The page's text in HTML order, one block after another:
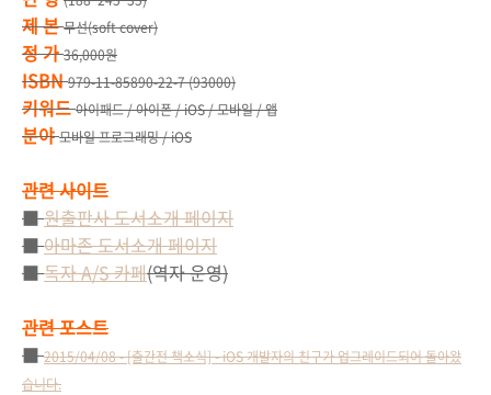
제 본 무선(soft cover)
정 가 36,000원
ISBN 979-11-85890-22-7 (93000)
키워드 아이패드 / 아이폰 / iOS / 모바일 / 앱
분야 모바일 프로그래밍 / iOS
관련 사이트
■원출판사 도서소개 페이지
■아마존도서소개 페이지
■독자 A/S 카페(역자 운영)
관련 포스트
■2015/04/08 - [출간전 책소식] - iOS 개발자의 친구가 업그레이드되어 돌아왔
습니다.